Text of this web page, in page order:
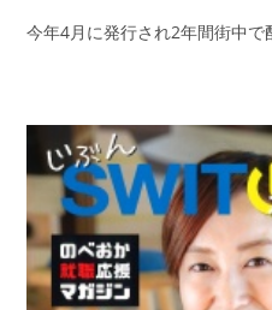
今年4月に発行され2年間街中で